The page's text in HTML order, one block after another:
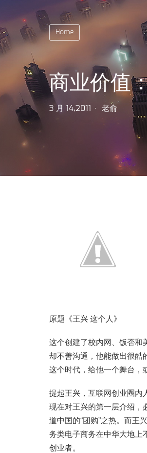
Home
商业价值
3 月 14,2011 老俞
原题《王兴 这个人》
这个创建了校内网、饭否和
却不善沟通，他能做出很酷
这个时代，给他一个舞台，
提起王兴，互联网创业圈内
现在对王兴的第一层介绍，
道中国的“团购”之热。而王
务类电子商务在中华大地上
创业者。